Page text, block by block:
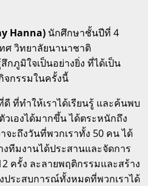
Hanna) นักศึกษาชั้นปีที่ 4
ศ วิทยาลัยนานาชาติ
กภูมิใจเป็นอย่างยิ่ง ที่ได้เป็น
จกรรมในครั้งนี้
ที่ทำให้เราได้เรียนรู้ และค้นพบ
เองได้มากขึ้น ได้ตระหนักถึง
จะถึงวันที่พวกเราทั้ง 50 คน ได้
ทีมงานได้ประสานและจัดการ
ครั้ง ละลายพฤติกรรมและสร้าง
ประสบการณ์ทั้งหมดที่พวกเราได้